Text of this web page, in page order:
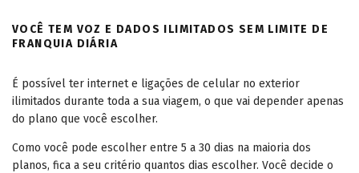
VOCÊ TEM VOZ E DADOS ILIMITADOS SEM LIMITE DE
FRANQUIA DIÁRIA
É possível ter internet e ligações de celular no exterior
ilimitados durante toda a sua viagem, o que vai depender apenas
do plano que você escolher.
Como você pode escolher entre 5 a 30 dias na maioria dos
planos, fica a seu critério quantos dias escolher. Você decide o